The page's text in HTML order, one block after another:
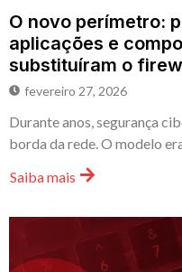
O novo perímetro:
aplicações e
substituíram o
fevereiro 27, 2026
Durante anos, segurança
borda da rede. O modelo
Saiba mais